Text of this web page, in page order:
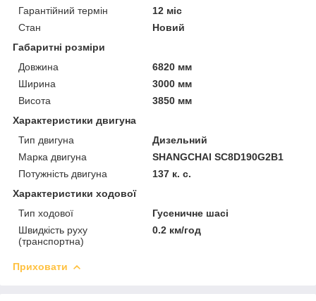
Гарантійний термін
12 міс
Стан
Новий
Габаритні розміри
Довжина
6820 мм
Ширина
3000 мм
Висота
3850 мм
Характеристики двигуна
Тип двигуна
Дизельний
Марка двигуна
SHANGCHAI SC8D190G2B1
Потужність двигуна
137 к. с.
Характеристики ходової
Тип ходової
Гусеничне шасі
Швидкість руху
(транспортна)
0.2 км/год
Приховати